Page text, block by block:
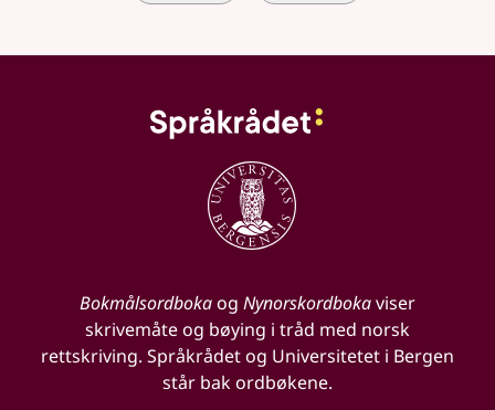
Bokmålsordbokaog Nynorskordbokaviser
skrivemåte og bøying i tråd med norsk
rettskriving. Språkrådet og Universitetet i Bergen
står bak ordbøkene.